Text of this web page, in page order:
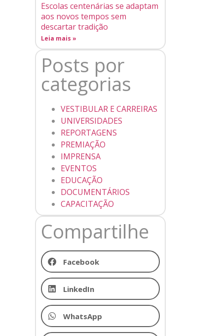
Escolas centenárias se adaptam
aos novos tempos sem
descartar tradição
Leia mais »
Posts por
categorias
VESTIBULAR E CARREIRAS
UNIVERSIDADES
REPORTAGENS
PREMIAÇÃO
IMPRENSA
EVENTOS
EDUCAÇÃO
DOCUMENTÁRIOS
CAPACITAÇÃO
Compartilhe
Facebook
LinkedIn
WhatsApp